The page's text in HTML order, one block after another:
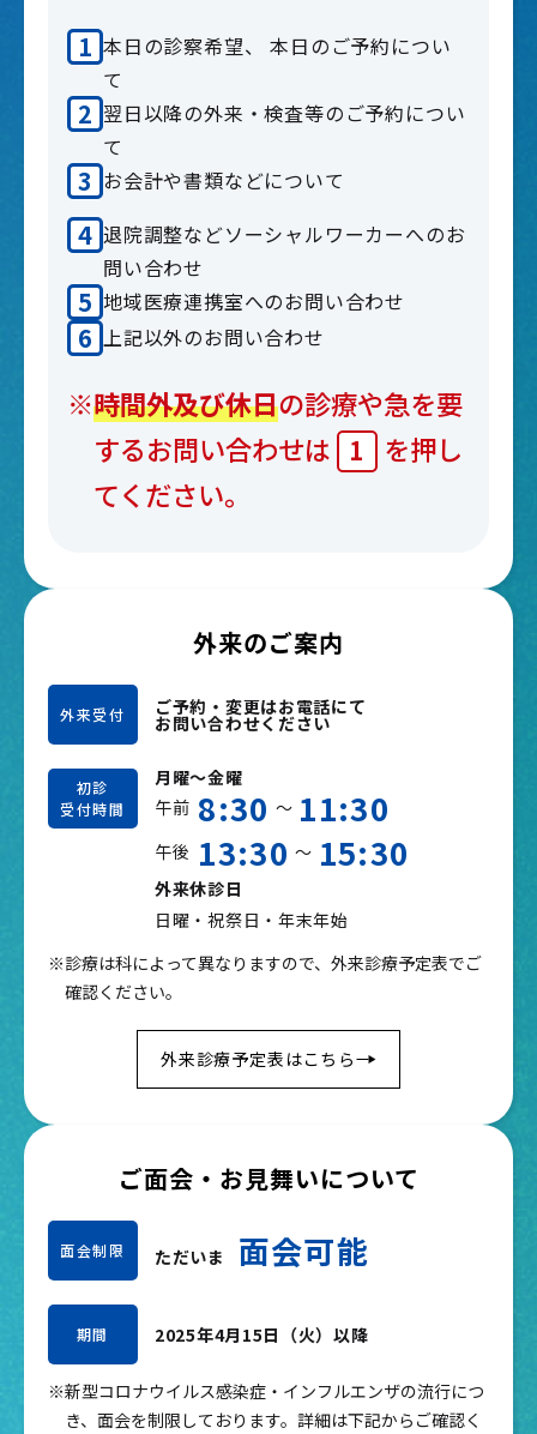
本日の診察希望、 本日のご予約につい
て
翌日以降の外来・検査等のご予約につい
て
お会計や書類などについて
退院調整などソーシャルワーカーへのお
問い合わせ
地域医療連携室へのお問い合わせ
上記以外のお問い合わせ
※時間外及び休日の診療や急を要
するお問い合わせは 1 を押し
てください。
外来のご案内
外来受付 ご予約・変更はお電話にて
お問い合わせください
初診
受付時間
月曜～金曜
午前 8:30 ～ 11:30
午後 13:30 ～ 15:30
外来休診日
日曜・祝祭日・年末年始
※診療は科によって異なりますので、外来診療予定表でご
確認ください。
外来診療予定表はこちら
ご面会・お見舞いについて
面会制限 ただいま 面会可能
期間 2025年4月15日（火）以降
※新型コロナウイルス感染症・インフルエンザの流行につ
き、面会を制限しております。詳細は下記からご確認く